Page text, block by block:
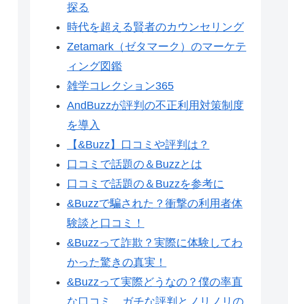
探る
時代を超える賢者のカウンセリング
Zetamark（ゼタマーク）のマーケテ
ィング図鑑
雑学コレクション365
AndBuzzが評判の不正利用対策制度
を導入
【&Buzz】口コミや評判は？
口コミで話題の＆Buzzとは
口コミで話題の＆Buzzを参考に
&Buzzで騙された？衝撃の利用者体
験談と口コミ！
&Buzzって詐欺？実際に体験してわ
かった驚きの真実！
&Buzzって実際どうなの？僕の率直
な口コミ、ガチな評判とノリノリの